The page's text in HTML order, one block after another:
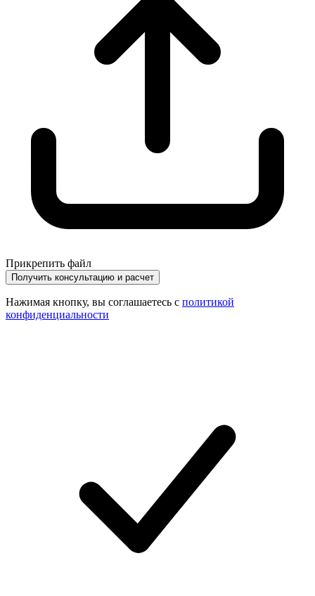
Прикрепить файл
Получить консультацию и расчет
Нажимая кнопку, вы соглашаетесь с политикой
конфиденциальности